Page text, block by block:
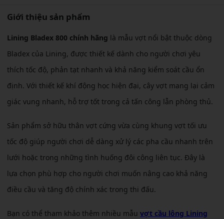
Giới thiệu sản phẩm
Lining Bladex 800 chính hãng là mẫu vợt nổi bật thuộc dòng
Bladex của Lining, được thiết kế dành cho người chơi yêu
thích tốc độ, phản tạt nhanh và khả năng kiểm soát cầu ổn
định. Với thiết kế khí động học hiện đại, cây vợt mang lại cảm
giác vung nhanh, hỗ trợ tốt trong cả tấn công lẫn phòng thủ.
Sản phẩm sở hữu thân vợt cứng vừa cùng khung vợt tối ưu
tốc độ giúp người chơi dễ dàng xử lý các pha cầu nhanh trên
lưới hoặc trong những tình huống đôi công liên tục. Đây là
lựa chọn phù hợp cho người chơi muốn nâng cao khả năng
điều cầu và tăng độ chính xác trong thi đấu.
Bạn có thể tham khảo thêm nhiều mẫu vợt cầu lông Lining